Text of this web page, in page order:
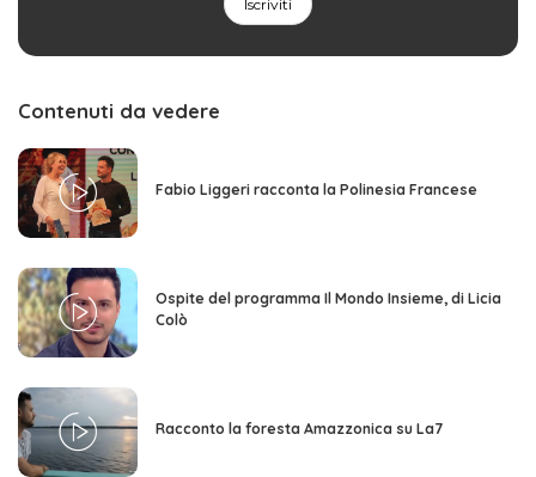
Contenuti da vedere
Fabio Liggeri racconta la Polinesia Francese
Ospite del programma Il Mondo Insieme, di Licia
Colò
Racconto la foresta Amazzonica su La7